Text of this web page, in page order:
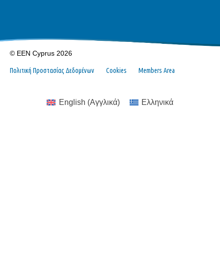
© EEN Cyprus 2026
Πολιτική Προστασίας Δεδομένων Cookies Members Area
English (Αγγλικά) Ελληνικά